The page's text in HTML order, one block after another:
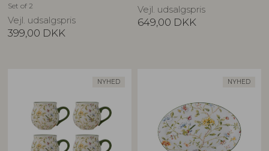
Set of 2
Vejl. udsalgspris
399,00 DKK
Vejl. udsalgspris
649,00 DKK
NYHED NYHED